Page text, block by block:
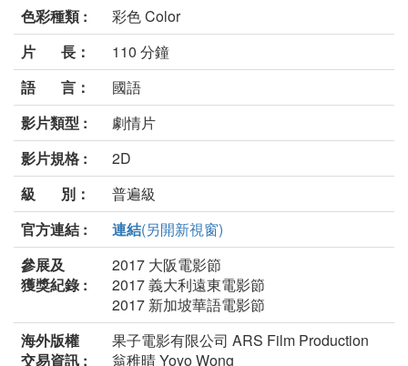
色彩種類 :
彩色 Color
片 長：
110 分鐘
語 言：
國語
影片類型 :
劇情片
影片規格 :
2D
級 別：
普遍級
官方連結 :
連結(另開新視窗)
參展及
獲獎紀錄 :
2017 大阪電影節
2017 義大利遠東電影節
2017 新加坡華語電影節
海外版權
交易資訊 :
果子電影有限公司 ARS Film Production
翁稚晴 Yoyo Wong